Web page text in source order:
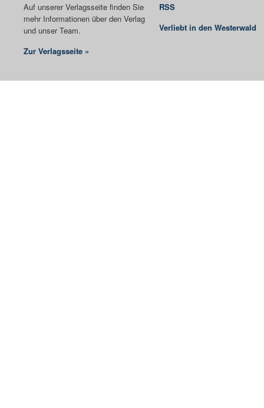
Auf unserer Verlagsseite finden Sie
mehr Informationen über den Verlag
und unser Team.
Zur Verlagsseite »
RSS
Verliebt in den Westerwald